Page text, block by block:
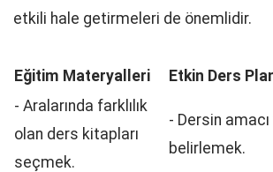
etkili hale getirmeleri de önemlidir.
Eğitim Materyalleri
Etkin Ders
- Aralarında farklılık
olan ders kitapları
seçmek.
- Dersin
belirlemek.